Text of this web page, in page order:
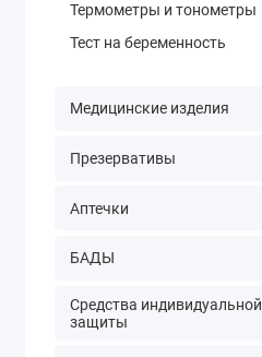
Термометры и тонометры
Тест на беременность
Медицинские изделия
Презервативы
Аптечки
БАДЫ
Средства индивидуальной
защиты